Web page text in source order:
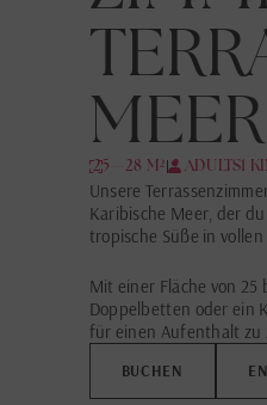
25—28 M² 2 ADULTS1
Unsere
Karibische Meer, der
tropische Süße in
Mit einer Fläche von 25
Doppelbetten oder ein
für einen Aufenthalt zu
BUCHEN